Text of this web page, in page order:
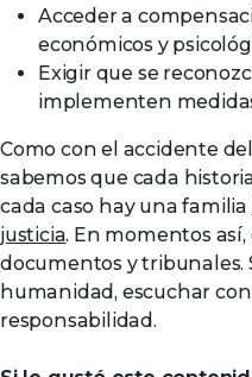
Acceder a
económicos y
Exigir que se
implementen
Como con el accidente
sabemos que cada
cada caso hay una familia
justicia. En momentos
documentos y tribunales.
humanidad, escuchar
responsabilidad.